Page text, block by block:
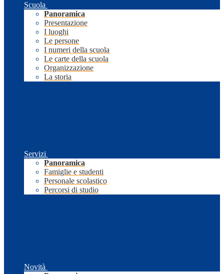
Scuola
Panoramica
Presentazione
I luoghi
Le persone
I numeri della scuola
Le carte della scuola
Organizzazione
La storia
Servizi
Panoramica
Famiglie e studenti
Personale scolastico
Percorsi di studio
Novità